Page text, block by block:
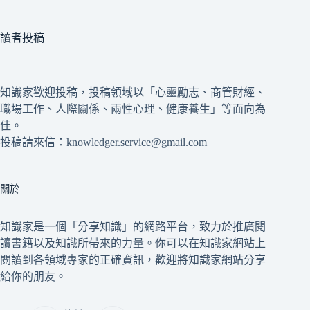
讀者投稿
知識家歡迎投稿，投稿領域以「心靈勵志、商管財經、
職場工作、人際關係、兩性心理、健康養生」等面向為
佳。
投稿請來信：knowledger.service@gmail.com
關於
知識家是一個「分享知識」的網路平台，致力於推廣閱
讀書籍以及知識所帶來的力量。你可以在知識家網站上
閱讀到各領域專家的正確資訊，歡迎將知識家網站分享
給你的朋友。